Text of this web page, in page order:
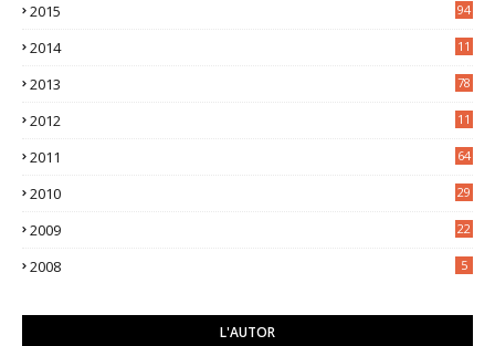
2015 94
2014
11
2013 78
2012
11
2011 64
2010 29
2009 22
2008 5
L'AUTOR